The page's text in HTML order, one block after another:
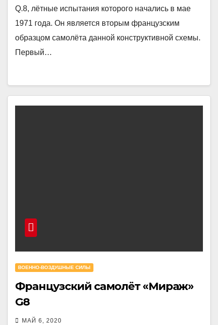
Q.8, лётные испытания которого начались в мае
1971 года. Он является вторым французским
образцом самолёта данной конструктивной схемы.
Первый…
ВОЕННО-ВОЗДУШНЫЕ СИЛЫ
Французский самолёт «Мираж»
G8
МАЙ 6, 2020